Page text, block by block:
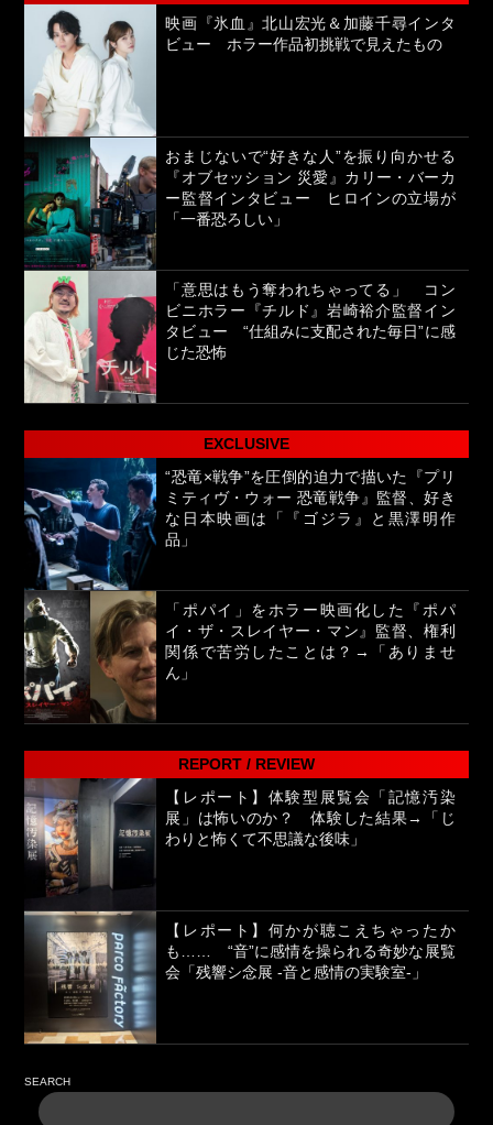
映画『氷血』北山宏光＆加藤千尋インタ
ビュー ホラー作品初挑戦で見えたもの
おまじないで“好きな人”を振り向かせる
『オブセッション 災愛』カリー・バーカ
ー監督インタビュー ヒロインの立場が
「一番恐ろしい」
「意思はもう奪われちゃってる」 コン
ビニホラー『チルド』岩崎裕介監督イン
タビュー “仕組みに支配された毎日”に感
じた恐怖
EXCLUSIVE
“恐竜×戦争”を圧倒的迫力で描いた『プリ
ミティヴ・ウォー 恐竜戦争』監督、好き
な日本映画は「『ゴジラ』と黒澤明作
品」
「ポパイ」をホラー映画化した『ポパ
イ・ザ・スレイヤー・マン』監督、権利
関係で苦労したことは？→「ありませ
ん」
REPORT / REVIEW
【レポート】体験型展覧会「記憶汚染
展」は怖いのか？ 体験した結果→「じ
わりと怖くて不思議な後味」
【レポート】何かが聴こえちゃったか
も…… “音”に感情を操られる奇妙な展覧
会「残響シ念展 -⾳と感情の実験室-」
SEARCH